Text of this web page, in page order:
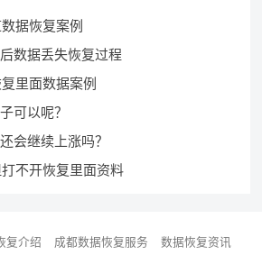
据恢复案例
数据丢失恢复过程
里面数据案例
可以呢？
会继续上涨吗？
不开恢复里面资料
复介绍 成都数据恢复服务 数据恢复资讯